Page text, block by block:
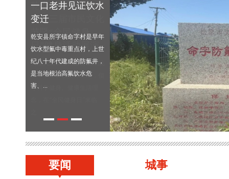
一口老井见证饮水
变迁
乾安县所字镇命字村是早年
饮水型氟中毒重点村，上世
纪八十年代建成的防氟井，
是当地根治高氟饮水危
害、...
要闻 城事